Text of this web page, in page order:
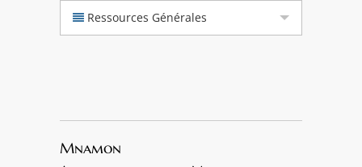
Ressources Générales
Mnamon